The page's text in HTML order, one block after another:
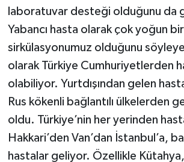
laboratuvar desteği olduğunu da
Yabancı hasta olarak çok yoğun bir
sirkülasyonumuz olduğunu
olarak Türkiye Cumhuriyetlerden
olabiliyor. Yurtdışından gelen
Rus kökenli bağlantılı ülkelerden
oldu. Türkiye’nin her yerinden
Hakkari’den Van’dan İstanbul’a,
hastalar geliyor. Özellikle